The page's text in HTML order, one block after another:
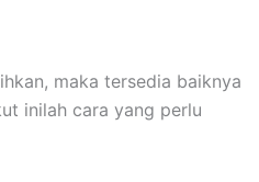
maka tersedia baiknya
inilah cara yang perlu